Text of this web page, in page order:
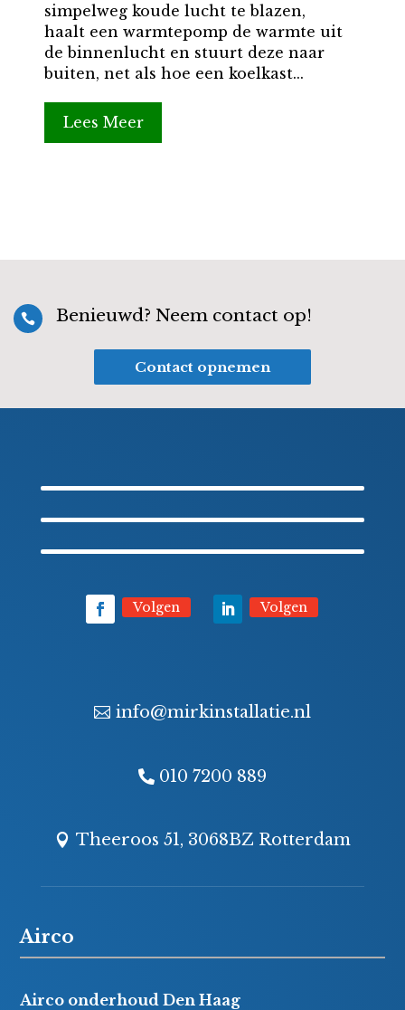
simpelweg koude lucht te blazen,
haalt een warmtepomp de warmte uit
de binnenlucht en stuurt deze naar
buiten, net als hoe een koelkast...
Lees Meer
 Benieuwd? Neem contact op!
Contact opnemen
Volgen Volgen
info@mirkinstallatie.nl
010 7200 889
Theeroos 51, 3068BZ Rotterdam
Airco
Airco onderhoud Den Haag